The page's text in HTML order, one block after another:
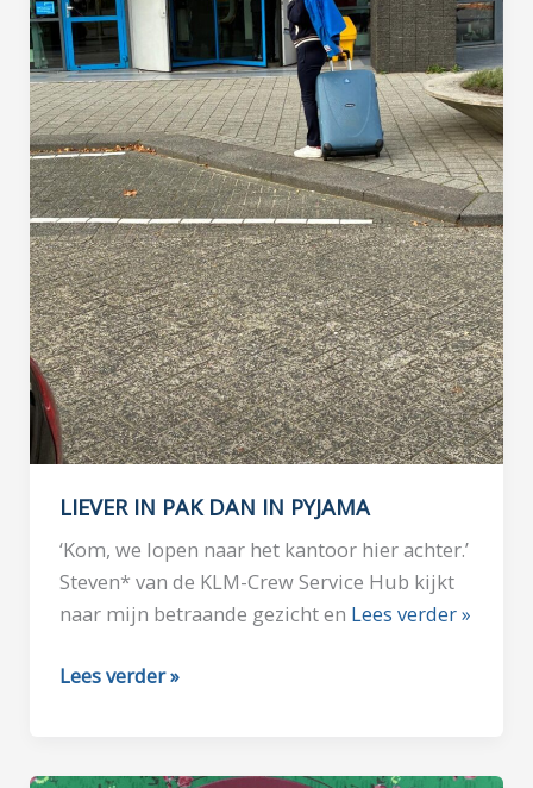
LIEVER IN PAK DAN IN PYJAMA
‘Kom, we lopen naar het kantoor hier achter.’
Steven* van de KLM-Crew Service Hub kijkt
naar mijn betraande gezicht en Lees verder »
LIEVER
DAN
Lees verder »